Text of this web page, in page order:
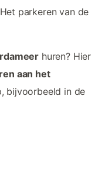
parkeren van de
huren? Hier
aan het
bijvoorbeeld in de